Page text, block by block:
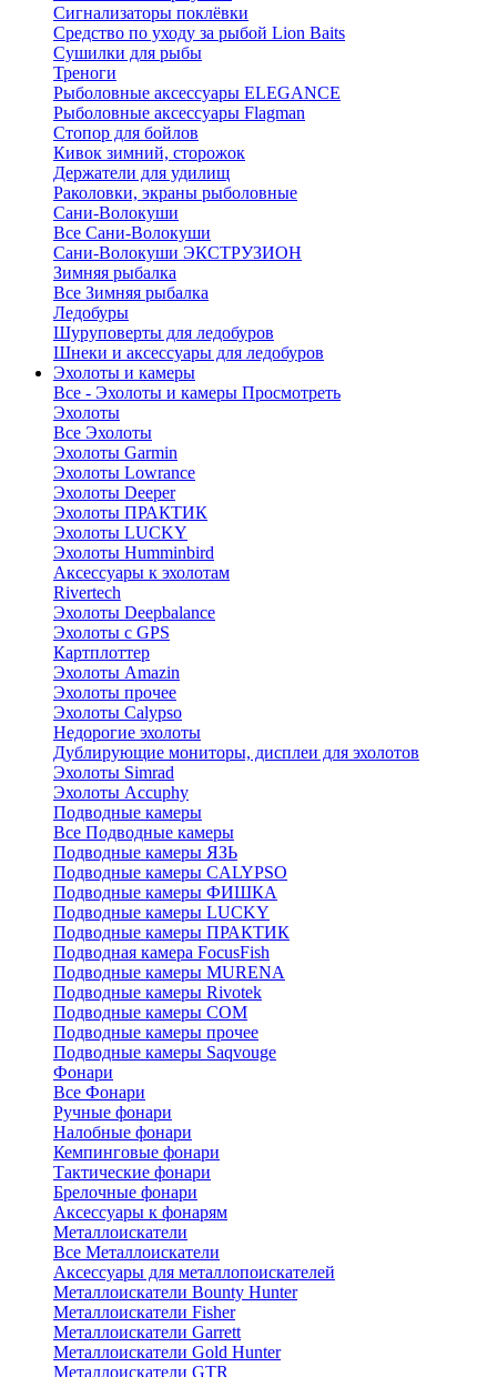
Сигнализаторы поклёвки
Средство по уходу за рыбой Lion Baits
Сушилки для рыбы
Треноги
Рыболовные аксессуары ELEGANCE
Рыболовные аксессуары Flagman
Стопор для бойлов
Кивок зимний, сторожок
Держатели для удилищ
Раколовки, экраны рыболовные
Сани-Волокуши
Все Сани-Волокуши
Сани-Волокуши ЭКСТРУЗИОН
Зимняя рыбалка
Все Зимняя рыбалка
Ледобуры
Шуруповерты для ледобуров
Шнеки и аксессуары для ледобуров
Эхолоты и камеры
Все - Эхолоты и камеры Просмотреть
Эхолоты
Все Эхолоты
Эхолоты Garmin
Эхолоты Lowrance
Эхолоты Deeper
Эхолоты ПРАКТИК
Эхолоты LUCKY
Эхолоты Humminbird
Аксессуары к эхолотам
Rivertech
Эхолоты Deepbalance
Эхолоты с GPS
Картплоттер
Эхолоты Amazin
Эхолоты прочее
Эхолоты Calypso
Недорогие эхолоты
Дублирующие мониторы, дисплеи для эхолотов
Эхолоты Simrad
Эхолоты Accuphy
Подводные камеры
Все Подводные камеры
Подводные камеры ЯЗЬ
Подводные камеры CALYPSO
Подводные камеры ФИШКА
Подводные камеры LUCKY
Подводные камеры ПРАКТИК
Подводная камера FocusFish
Подводные камеры MURENA
Подводные камеры Rivotek
Подводные камеры СОМ
Подводные камеры прочее
Подводные камеры Saqvouge
Фонари
Все Фонари
Ручные фонари
Налобные фонари
Кемпинговые фонари
Тактические фонари
Брелочные фонари
Аксессуары к фонарям
Металлоискатели
Все Металлоискатели
Аксессуары для металлопоискателей
Металлоискатели Bounty Hunter
Металлоискатели Fisher
Металлоискатели Garrett
Металлоискатели Gold Hunter
Металлоискатели GTR